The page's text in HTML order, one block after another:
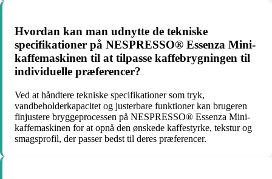
Hvordan kan man udnytte de tekniske
specifikationer på NESPRESSO® Essenza Mini-
kaffemaskinen til at tilpasse kaffebrygningen til
individuelle præferencer?
Ved at håndtere tekniske specifikationer som tryk,
vandbeholderkapacitet og justerbare funktioner kan brugeren
finjustere bryggeprocessen på NESPRESSO® Essenza Mini-
kaffemaskinen for at opnå den ønskede kaffestyrke, tekstur og
smagsprofil, der passer bedst til deres præferencer.